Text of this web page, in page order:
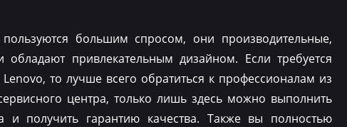
большим спросом, они производительные,
обладают привлекательным дизайном. Если требуется
то лучше всего обратиться к профессионалам из
центра, только лишь здесь можно выполнить
и получить гарантию качества. Также вы полностью